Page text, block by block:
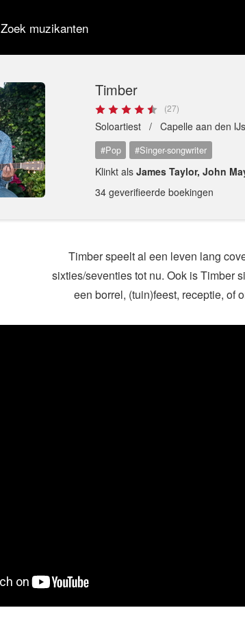
Zoek muzikanten
Timber
(27)
Soloartiest / Capelle aan den
#Pop #Singer-songwriter
Klinkt als James Taylor, John
34 geverifieerde boekingen
Timber speelt al een leven lang
sixties/seventies tot nu. Ook is Timber
een borrel, (tuin)feest, receptie, of